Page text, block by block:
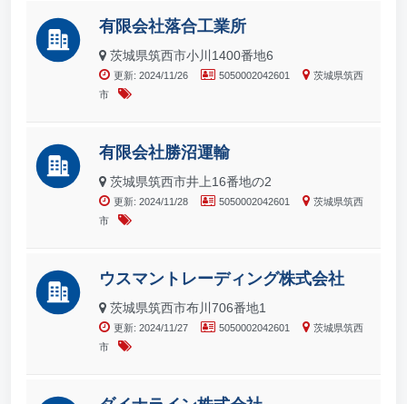
有限会社落合工業所
茨城県筑西市小川1400番地6
更新: 2024/11/26 5050002042601
茨城県筑西
市
有限会社勝沼運輸
茨城県筑西市井上16番地の2
更新: 2024/11/28 5050002042601
茨城県筑西
市
ウスマントレーディング株式会社
茨城県筑西市布川706番地1
更新: 2024/11/27 5050002042601
茨城県筑西
市